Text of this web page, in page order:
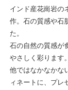
インド産花崗岩の
作。石の質感や石
た。
石の自然の質感が
やさしく彩ります。
他ではなかなかな
ィネートに、プレ